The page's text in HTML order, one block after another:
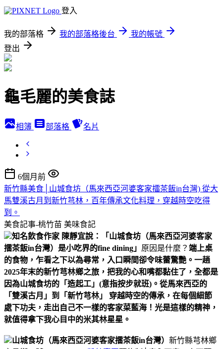
登入
我的部落格 我的部落格後台
我的帳號
登出
龜毛麗的美食誌
相簿 部落格 名片
6個月前
新竹縣美食│山城食坊（馬來西亞河婆客家擂茶飯in台灣) 從大
馬雙溪古月到新竹芎林，百年傳承文化料理，穿越時空吃得
到。
美食記事-桃竹苗 美味食記
知名飲食作家 陳靜宜說：「山城食坊（馬來西亞河婆客家
擂茶飯in台灣）是小吃界的fine dining」 原因是什麼？ 端上桌
的食物，乍看之下以為尋常，入口瞬間卻令味蕾驚艷。 一趟
2025年末的新竹芎林鄉之旅，把我的心和嘴都黏住了，全都是
因為山城食坊的「造起工」(意指按步就班)。 從馬來西亞的
「雙溪古月」到「新竹芎林」 穿越時空的傳承，在每個細節
處下功夫，走出自己不一樣的客家菜藍海！ 光是這樣的精神，
就值得拿下我心目中的米其林星星。
山城食坊（馬來西亞河婆客家擂茶飯in台灣） 新竹縣芎林鄉